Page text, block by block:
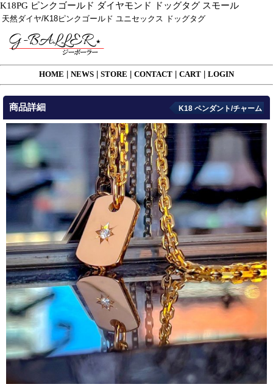
K18PG ピンクゴールド ダイヤモンド ドッグタグ スモール
天然ダイヤ/K18ピンクゴールド ユニセックス ドッグタグ
HOME NEWS STORE CONTACT CART LOGIN
商品詳細 K18 ペンダント/チャーム